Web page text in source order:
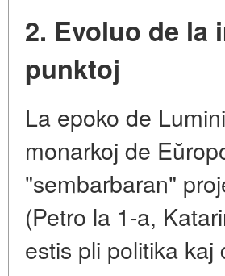
2. Evoluo de la
punktoj
La epoko de
monarkoj de
"sembarbaran"
(Petro la 1-a,
estis pli politika kaj